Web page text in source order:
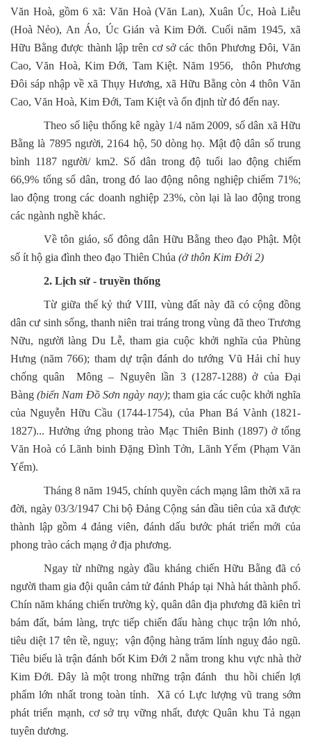
Văn Hoà, gồm 6 xã: Văn Hoà (Văn Lan), Xuân Úc, Hoà Liễu
(Hoà Nẻo), An Áo, Úc Gián và Kim Đới. Cuối năm 1945, xã
Hữu Bằng được thành lập trên cơ sở các thôn Phương Đôi, Văn
Cao, Văn Hoà, Kim Đới, Tam Kiệt. Năm 1956, thôn Phương
Đôi sáp nhập về xã Thụy Hương, xã Hữu Bằng còn 4 thôn Văn
Cao, Văn Hoà, Kim Đới, Tam Kiệt và ổn định từ đó đến nay.
Theo số liệu thống kê ngày 1/4 năm 2009, số dân xã Hữu
Bằng là 7895 người, 2164 hộ, 50 dòng họ. Mật độ dân số trung
bình 1187 người/ km2. Số dân trong độ tuổi lao động chiếm
66,9% tổng số dân, trong đó lao động nông nghiệp chiếm 71%;
lao động trong các doanh nghiệp 23%, còn lại là lao động trong
các ngành nghề khác.
Về tôn giáo, số đông dân Hữu Bằng theo đạo Phật. Một
số ít hộ gia đình theo đạo Thiên Chúa (ở thôn Kim Đới 2)
2. Lịch sử - truyền thống
Từ giữa thế kỷ thứ VIII, vùng đất này đã có cộng đồng
dân cư sinh sống, thanh niên trai tráng trong vùng đã theo Trương
Nữu, người làng Du Lễ, tham gia cuộc khởi nghĩa của Phùng
Hưng (năm 766); tham dự trận đánh do tướng Vũ Hải chỉ huy
chống quân Mông – Nguyên lần 3 (1287-1288) ở của Đại
Bàng(biển Nam Đồ Sơn ngày nay); tham gia các cuộc khởi nghĩa
của Nguyễn Hữu Cầu (1744-1754), của Phan Bá Vành (1821-
1827)... Hưởng ứng phong trào Mạc Thiên Binh (1897) ở tổng
Văn Hoà có Lãnh binh Đặng Đình Tởn, Lãnh Yểm (Phạm Văn
Yểm).
Tháng 8 năm 1945, chính quyền cách mạng lâm thời xã ra
đời, ngày 03/3/1947 Chi bộ Đảng Cộng sản đầu tiên của xã được
thành lập gồm 4 đảng viên, đánh dấu bước phát triển mới của
phong trào cách mạng ở địa phương.
Ngay từ những ngày đầu kháng chiến Hữu Bằng đã có
người tham gia đội quân cảm tử đánh Pháp tại Nhà hát thành phố.
Chín năm kháng chiến trường kỳ, quân dân địa phương đã kiên trì
bám đất, bám làng, trực tiếp chiến đấu hàng chục trận lớn nhỏ,
tiêu diệt 17 tên tề, nguỵ; vận động hàng trăm lính nguỵ đảo ngũ.
Tiêu biểu là trận đánh bốt Kim Đới 2 nằm trong khu vực nhà thờ
Kim Đới. Đây là một trong những trận đánh thu hồi chiến lợi
phẩm lớn nhất trong toàn tỉnh. Xã có Lực lượng vũ trang sớm
phát triển mạnh, cơ sở trụ vững nhất, được Quân khu Tả ngạn
tuyên dương.